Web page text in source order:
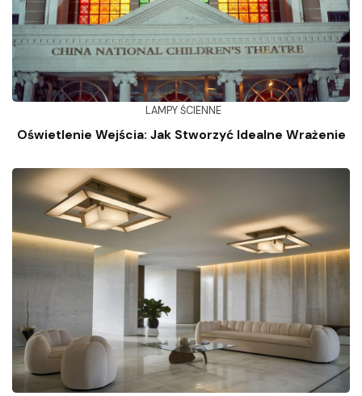
LAMPY ŚCIENNE
Oświetlenie Wejścia: Jak Stworzyć Idealne Wrażenie